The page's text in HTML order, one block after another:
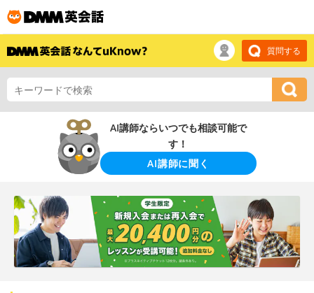
質問する
AI講師ならいつでも相談可能で
す！
AI講師に聞く